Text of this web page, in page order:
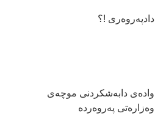
دادپەروەری !؟
وادەی دابەشكردنی موچەی
وەزارەتی پەروەردە